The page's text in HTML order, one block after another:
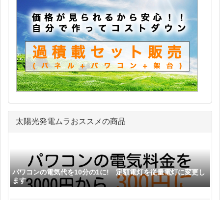
太陽光発電ムラおススメの商品
パワコンの電気代を10分の1に! 定額電灯を従量電灯に変更し
ます